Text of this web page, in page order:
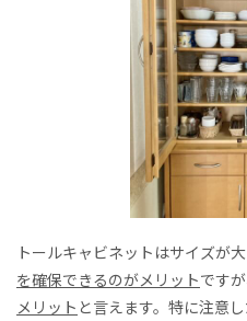
トールキャビネットはサイズが大
を確保できるのがメリットですが
メリット と言えます。特に注意